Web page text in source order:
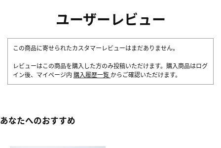
ユーザーレビュー
この商品に寄せられたカスタマーレビューはまだありません。
レビューはこの商品を購入した方のみ投稿いただけます。購入商品はログ
イン後、マイページ内 購入履歴一覧 からご確認いただけます。
あなたへのおすすめ